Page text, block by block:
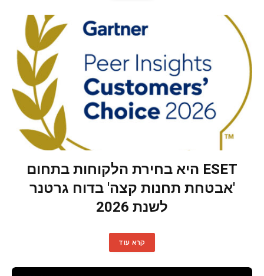
ESET היא בחירת הלקוחות בתחום
'אבטחת תחנות קצה' בדוח גרטנר
לשנת 2026
קרא עוד